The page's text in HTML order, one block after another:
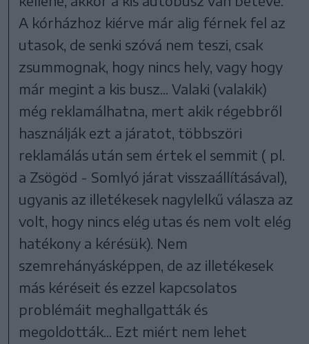
A kórházhoz kiérve már alig férnek fel az
utasok, de senki szóvá nem teszi, csak
zsummognak, hogy nincs hely, vagy hogy
már megint a kis busz... Valaki (valakik)
még reklamálhatna, mert akik régebbről
használják ezt a járatot, többszöri
reklamálás után sem értek el semmit ( pl.
a Zsögöd - Somlyó járat visszaállításával),
ugyanis az illetékesek nagylelkű válasza az
volt, hogy nincs elég utas és nem volt elég
hatékony a kérésük). Nem
szemrehányásképpen, de az illetékesek
más kéréseit és ezzel kapcsolatos
problémáit meghallgatták és
megoldották... Ezt miért nem lehet